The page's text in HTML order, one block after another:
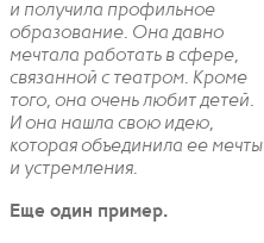
и получила профильное
образование. Она давно
мечтала работать в сфере,
связанной с театром. Кроме
того, она очень любит детей.
И она нашла свою идею,
которая объединила ее мечты
и устремления.
Еще один пример.